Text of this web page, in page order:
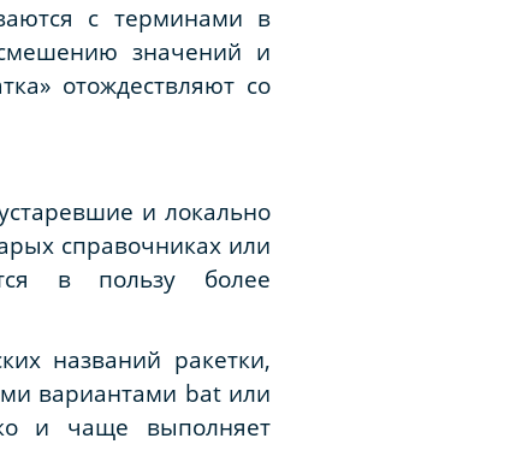
с терминами в
значений и
отождествляют со
и локально
справочниках или
в пользу более
названий ракетки,
вариантами bat или
и чаще выполняет